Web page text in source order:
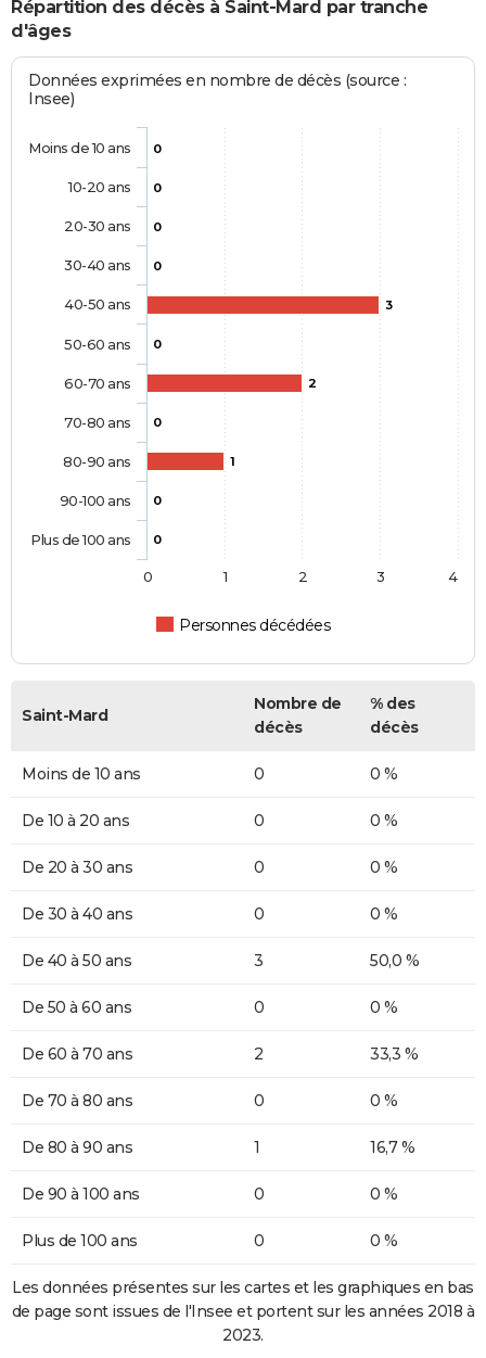
Répartition des décès à Saint-Mard par tranche
d'âges
Données exprimées en nombre de décès (source :
Insee)
0
0
0
0
3
0
2
0
1
0
0
Personnes décédées
Moins de 10 ans
10-20 ans
20-30 ans
30-40 ans
40-50 ans
50-60 ans
60-70 ans
70-80 ans
80-90 ans
90-100 ans
Plus de 100 ans
0 1 2 3 4
Saint-Mard
Nombre de
décès
% des
décès
Moins de 10 ans 0 0 %
De 10 à 20 ans 0 0 %
De 20 à 30 ans 0 0 %
De 30 à 40 ans 0 0 %
De 40 à 50 ans 3 50,0 %
De 50 à 60 ans 0 0 %
De 60 à 70 ans 2 33,3 %
De 70 à 80 ans 0 0 %
De 80 à 90 ans 1 16,7 %
De 90 à 100 ans 0 0 %
Plus de 100 ans 0 0 %
Les données présentes sur les cartes et les graphiques en bas
de page sont issues de l'Insee et portent sur les années 2018 à
2023.